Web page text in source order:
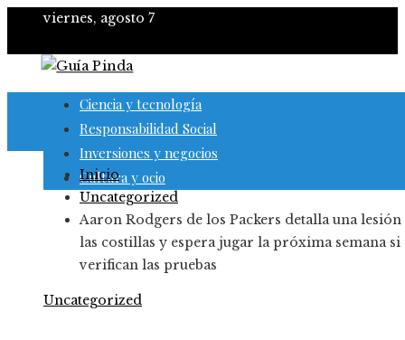
viernes, agosto 7
Ciencia y tecnología
Responsabilidad Social
Inversiones y negocios
Cultura y ocio
Inicio
Uncategorized
Aaron Rodgers de los Packers detalla una lesión
las costillas y espera jugar la próxima semana si
verifican las pruebas
Uncategorized